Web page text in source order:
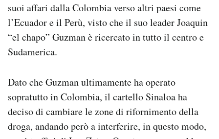
suoi affari dalla Colombia verso altri paesi come
l’Ecuador e il Perù, visto che il suo leader Joaquin
“el chapo” Guzman è ricercato in tutto il centro e
Sudamerica.
Dato che Guzman ultimamente ha operato
sopratutto in Colombia, il cartello Sinaloa ha
deciso di cambiare le zone di rifornimento della
droga, andando però a interferire, in questo modo,